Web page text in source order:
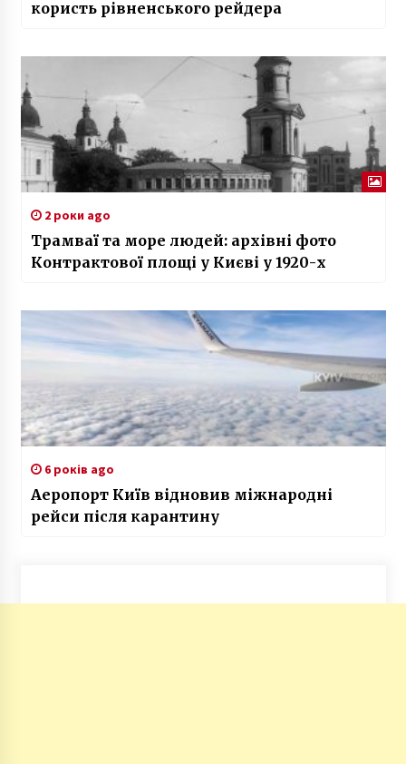
користь рівненського рейдера
2 роки ago
Трамваї та море людей: архівні фото
Контрактової площі у Києві у 1920-х
6 років ago
Аеропорт Київ відновив міжнародні
рейси після карантину